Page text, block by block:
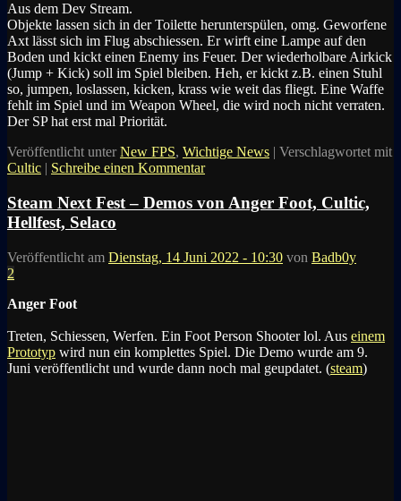
Aus dem Dev Stream.
Objekte lassen sich in der Toilette herunterspülen, omg. Geworfene
Axt lässt sich im Flug abschiessen. Er wirft eine Lampe auf den
Boden und kickt einen Enemy ins Feuer. Der wiederholbare Airkick
(Jump + Kick) soll im Spiel bleiben. Heh, er kickt z.B. einen Stuhl
so, jumpen, loslassen, kicken, krass wie weit das fliegt. Eine Waffe
fehlt im Spiel und im Weapon Wheel, die wird noch nicht verraten.
Der SP hat erst mal Priorität.
Veröffentlicht unter New FPS, Wichtige News | Verschlagwortet mit
Cultic | Schreibe einen Kommentar
Steam Next Fest – Demos von Anger Foot, Cultic,
Hellfest, Selaco
Veröffentlicht am Dienstag, 14 Juni 2022 - 10:30 von Badb0y
2
Anger Foot
Treten, Schiessen, Werfen. Ein Foot Person Shooter lol. Aus einem
Prototyp wird nun ein komplettes Spiel. Die Demo wurde am 9.
Juni veröffentlicht und wurde dann noch mal geupdatet. (steam)